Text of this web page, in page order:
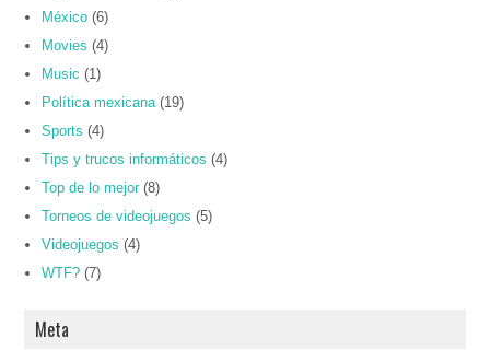
México (6)
Movies (4)
Music (1)
Política mexicana (19)
Sports (4)
Tips y trucos informáticos (4)
Top de lo mejor (8)
Torneos de videojuegos (5)
Videojuegos (4)
WTF? (7)
Meta